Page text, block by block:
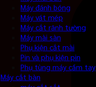
Máy đánh bóng
Máy vát mép
Máy cắt rãnh tường
Máy mài sàn
Phụ kiện cắt mài
Pin và phụ kiện pin
Phụ tùng máy cầm tay
Máy cắt bàn